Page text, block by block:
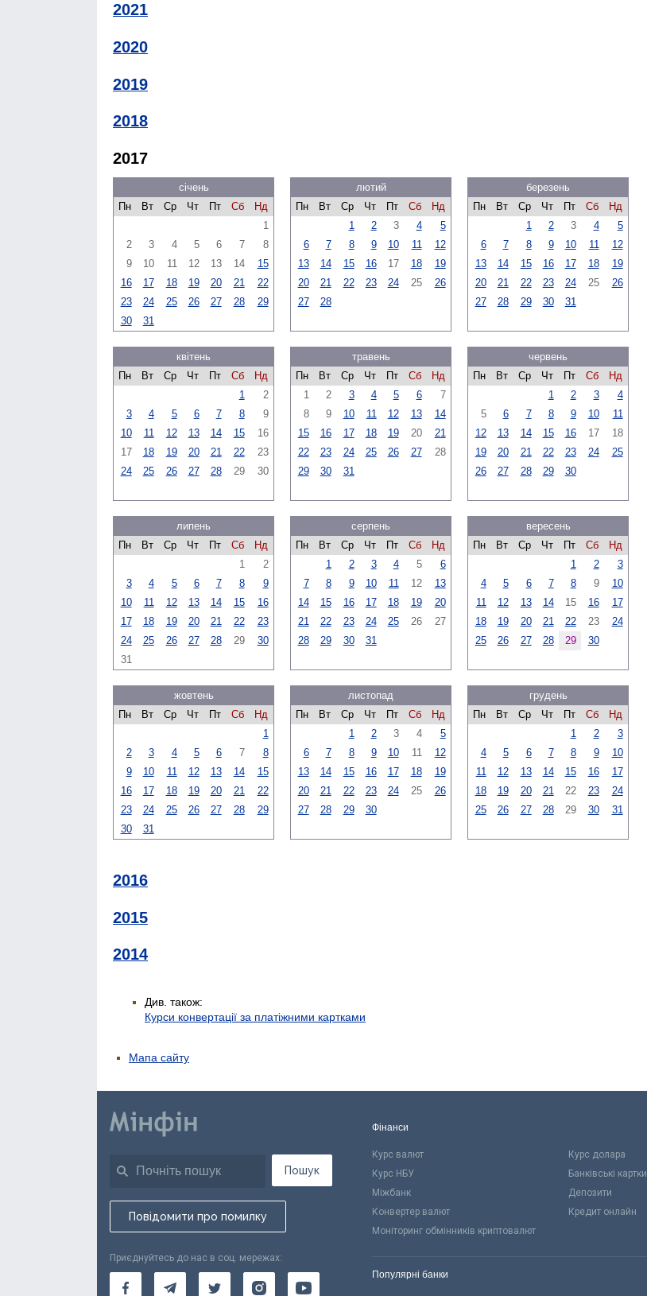
2021
2020
2019
2018
2017
січень
Пн
Вт Ср Чт Пт Сб
Нд
1
2
3 4 5 6 7
8
9
10 11 12 13 14
15
16
17 18 19 20 21
22
23
24 25 26 27 28
29
30
31
лютий
Пн
Вт Ср Чт Пт Сб
Нд
1
2 3 4
5
6
7 8 9 10 11
12
13
14 15 16 17 18
19
20
21 22 23 24 25
26
27
28
березень
Пн
Вт Ср Чт Пт Сб
Нд
1
2 3 4
5
6
7 8 9 10 11
12
13
14 15 16 17 18
19
20
21 22 23 24 25
26
27
28 29 30 31
квітень
Пн
Вт Ср Чт Пт Сб
Нд
1
2
3
4 5 6 7 8
9
10
11 12 13 14 15
16
17
18 19 20 21 22
23
24
25 26 27 28 29 30
травень
Пн
Вт Ср Чт Пт Сб
Нд
1
2 3 4 5 6
7
8
9 10 11 12 13
14
15
16 17 18 19 20
21
22
23 24 25 26 27
28
29
30 31
червень
Пн
Вт Ср Чт Пт Сб
Нд
1
2 3
4
5
6 7 8 9 10
11
12
13 14 15 16 17
18
19
20 21 22 23 24
25
26
27 28 29 30
липень
Пн
Вт Ср Чт Пт Сб
Нд
1
2
3
4 5 6 7 8
9
10
11 12 13 14 15
16
17
18 19 20 21 22
23
24
25 26 27 28 29
30
31
серпень
Пн
Вт Ср Чт Пт Сб
Нд
1
2 3 4 5
6
7
8 9 10 11 12
13
14
15 16 17 18 19
20
21
22 23 24 25 26
27
28
29 30 31
вересень
Пн
Вт Ср Чт Пт Сб
Нд
1
2
3
4
5 6 7 8 9
10
11
12 13 14 15 16
17
18
19 20 21 22 23
24
25
26 27 28 29 30
жовтень
Пн
Вт Ср Чт Пт Сб
Нд
1
2
3 4 5 6 7
8
9
10 11 12 13 14
15
16
17 18 19 20 21
22
23
24 25 26 27 28
29
30
31
листопад
Пн
Вт Ср Чт Пт Сб
Нд
1
2 3 4
5
6
7 8 9 10 11
12
13
14 15 16 17 18
19
20
21 22 23 24 25
26
27
28 29 30
грудень
Пн
Вт Ср Чт Пт Сб
Нд
1
2
3
4
5 6 7 8 9
10
11
12 13 14 15 16
17
18
19 20 21 22 23
24
25
26 27 28 29 30 31
2016
2015
2014
Див. також:
Курси конвертації за платіжними картками
Мапа сайту
Пошук
Повідомити про помилку
Приєднуйтесь до нас в соц. мережах:
Фінанси
Курс валют Курс долара
Курс НБУ
Банківські картки
Міжбанк
Депозити
Конвертер валют
Кредит онлайн
Моніторинг обмінників криптовалют
Популярні банки